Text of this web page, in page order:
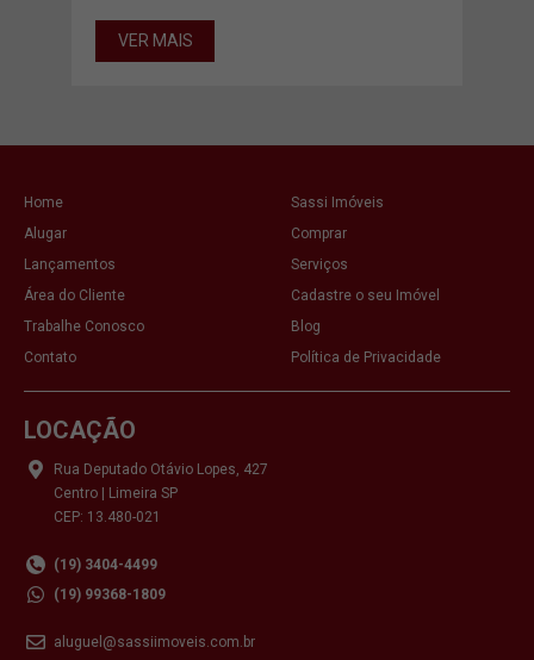
VER MAIS
Home
Sassi Imóveis
Alugar
Comprar
Lançamentos
Serviços
Área do Cliente
Cadastre o seu Imóvel
Trabalhe Conosco
Blog
Contato
Política de Privacidade
LOCAÇÃO
Rua Deputado Otávio Lopes, 427
Centro | Limeira SP
CEP: 13.480-021
(19) 3404-4499
(19) 99368-1809
aluguel@sassiimoveis.com.br